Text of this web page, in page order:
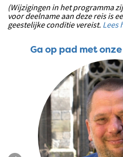
(Wijzigingen in het programma
voor deelname aan deze reis is
geestelijke conditie vereist. Lees
Ga op pad met